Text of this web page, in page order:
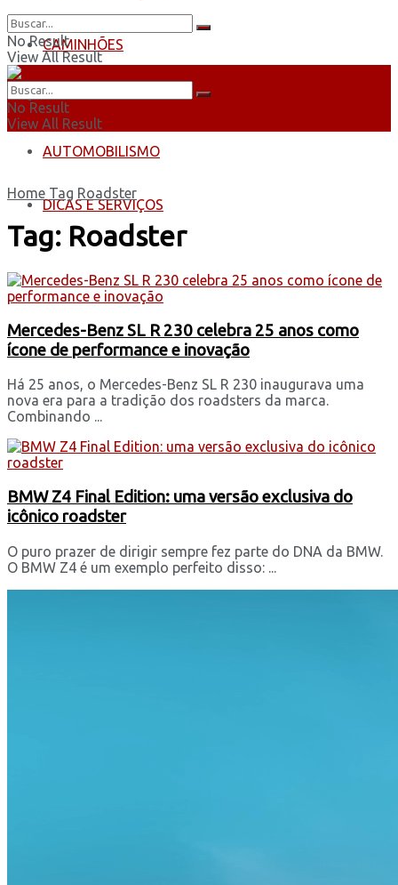
CAMINHÕES
ÔNIBUS
AUTOMOBILISMO
DICAS E SERVIÇOS
No Result
View All Result
No Result
View All Result
Home Tag Roadster
Tag: Roadster
Mercedes-Benz SL R 230 celebra 25 anos como
ícone de performance e inovação
Há 25 anos, o Mercedes-Benz SL R 230 inaugurava uma
nova era para a tradição dos roadsters da marca.
Combinando ...
BMW Z4 Final Edition: uma versão exclusiva do
icônico roadster
O puro prazer de dirigir sempre fez parte do DNA da BMW.
O BMW Z4 é um exemplo perfeito disso: ...